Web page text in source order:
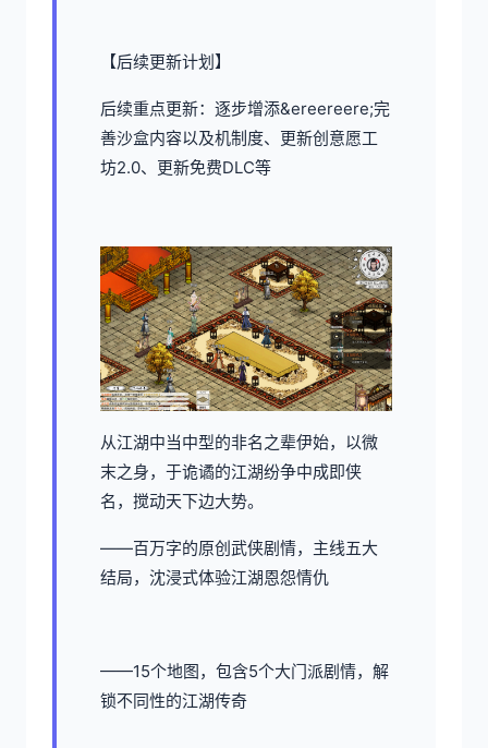
【后续更新计划】
后续重点更新：逐步增添&ereereere;完
善沙盒内容以及机制度、更新创意愿工
坊2.0、更新免费DLC等
从江湖中当中型的非名之辈伊始，以微
末之身，于诡谲的江湖纷争中成即侠
名，搅动天下边大势。
——百万字的原创武侠剧情，主线五大
结局，沈浸式体验江湖恩怨情仇
——15个地图，包含5个大门派剧情，解
锁不同性的江湖传奇